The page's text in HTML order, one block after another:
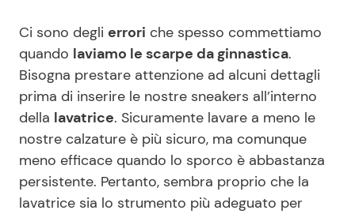
Moda e Style
Mondo Mamma
News benessere
Salute
Viaggi e Turismo
Le Ricette in TV
Primi Piatti
Ricette Facili e Veloci
Ricette Feste
Ci sono degli errori che spesso commettiamo
quando laviamo le scarpe da ginnastica.
Bisogna prestare attenzione ad alcuni dettagli
prima di inserire le nostre sneakers all’interno
della lavatrice. Sicuramente lavare a meno le
nostre calzature è più sicuro, ma comunque
meno efficace quando lo sporco è abbastanza
persistente. Pertanto, sembra proprio che la
lavatrice sia lo strumento più adeguato per